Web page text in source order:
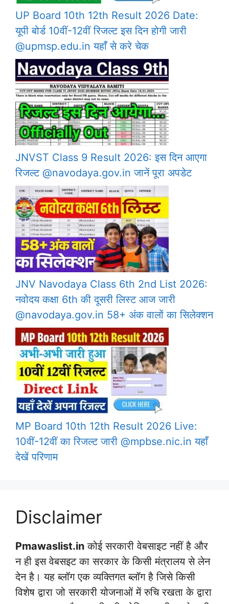
UP Board 10th 12th Result 2026 Date:
यूपी बोर्ड 10वीं-12वीं रिजल्ट इस दिन होगी जारी
@upmsp.edu.in यहाँ से करे चेक
JNVST Class 9 Result 2026: इस दिन आएगा
रिजल्ट @navodaya.gov.in जानें पूरा अपडेट
JNV Navodaya Class 6th 2nd List 2026:
नवोदय कक्षा 6th की दूसरी लिस्ट आज जारी
@navodaya.gov.in 58+ अंक वालों का सिलेक्शन
MP Board 10th 12th Result 2026 Live:
10वीं-12वीं का रिजल्ट जारी @mpbse.nic.in यहाँ
देखें परिणाम
Disclaimer
Pmawaslist.in कोई सरकारी वेबसाइट नहीं है और
न ही इस वेबसइट का सरकार के किसी मंत्रालय से लेन
देन है। यह ब्लॉग एक व्यक्तिगत ब्लॉग है जिसे किसी
विशेष द्वारा जो सरकारी योजनाओं में रुचि रखता के द्वारा